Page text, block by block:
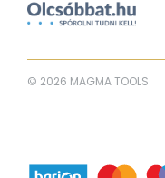
© 2026 MAGMA TOOLS